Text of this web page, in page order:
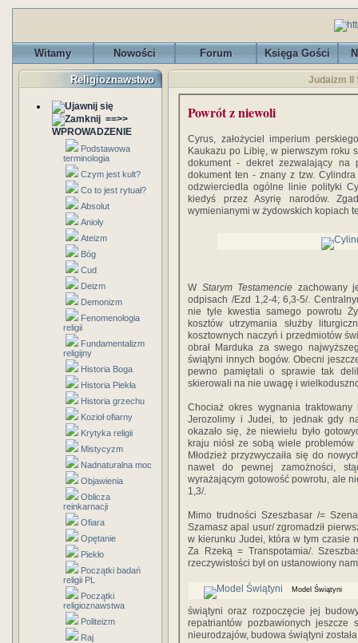
Witamy Nowości Forum Księga Gości
Religioznawstwo
==>>
WPROWADZENIE
Podstawowa
terminologia
Czym jest kult?
Co to jest rytuał?
Absolut
Anioły
Ateizm
Bóg
Cud
Deizm
Demonizm
Fenomenologia
religii
Fundamentalizm
religijny
Historia Boga
Historia Piekła
Historia grzechu
Kozioł ofiarny
Krytyka religii
Mistycyzm
Nadnaturalna moc
Objawienia
Oblicza
reinkarnacji
Ofiara
Opętanie
Piekło
Początki badań
religii PL
Początki
religioznawstwa
Politeizm
Raj
Judaizm II
Powrót z niewoli
Cyrus, założyciel imperium
Kaukazu po Libię, w pierwszym roku
dokument - dekret zezwalający na
dokument ten - znany z tzw.
odzwierciedla ogólne linie polityki
kiedyś przez Asyrię narodów.
wymienianymi w żydowskich kopiach
W Starym Testamencie zachowany
odpisach /Ezd 1,2-4; 6,3-5/.
nie tyle kwestia samego powrotu
kosztów utrzymania służby
kosztownych naczyń i przedmiotów
obrał Marduka za swego
świątyni innych bogów. Obecni
pewno pamiętali o sprawie tak
skierowali na nie uwagę i
Chociaż okres wygnania
Jerozolimy i Judei, to jednak gdy
okazało się, że niewielu było
kraju niósł ze sobą wiele
Młodzież przyzwyczaiła się do
nawet do pewnej zamożności,
wyrażającym gotowość powrotu, ale
1,3/.
Mimo trudności Szeszbasar /=
Szamasz apal usur/ zgromadził
w kierunku Judei, która w tym czasie
Za Rzeką = Transpotamia/.
rzeczywistości był on ustanowiony
Model Świątyni
świątyni oraz rozpoczęcie jej
repatriantów pozbawionych jeszcze
nieurodzajów, budowa świątyni